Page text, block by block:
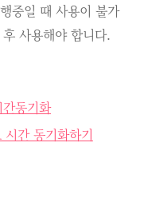
중일 때 사용이 불가
사용해야 합니다.
동기화
간 동기화하기